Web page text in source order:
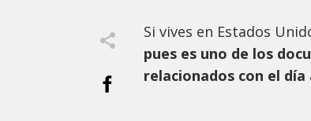
Si vives en Estados
pues es uno de los
relacionados con el día